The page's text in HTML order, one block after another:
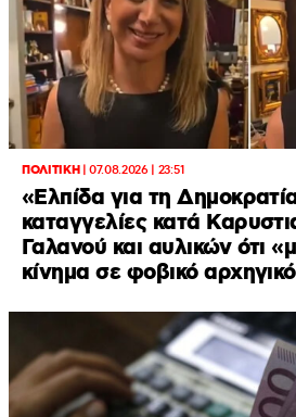
ΠΟΛΙΤΙΚΗ|07.08.2026 | 23:51
«Ελπίδα για τη
καταγγελίες κατά
Γαλανού και αυλικών ότι
κίνημα σε φοβικό